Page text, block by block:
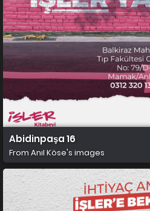
Abidinpaşa 16
From Anıl Köse's images